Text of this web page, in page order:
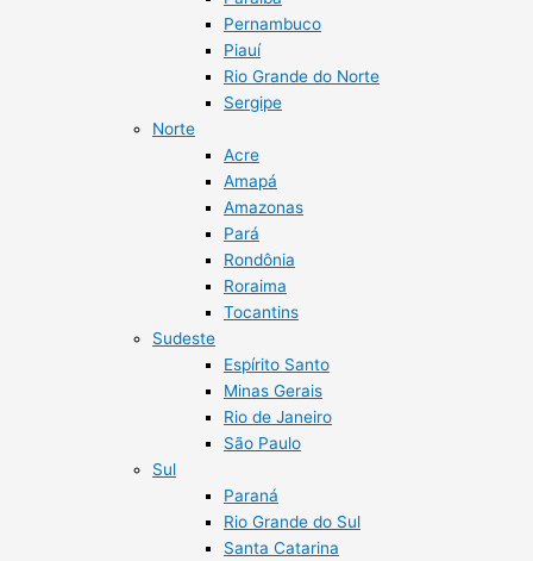
Pernambuco
Piauí
Rio Grande do Norte
Sergipe
Norte
Acre
Amapá
Amazonas
Pará
Rondônia
Roraima
Tocantins
Sudeste
Espírito Santo
Minas Gerais
Rio de Janeiro
São Paulo
Sul
Paraná
Rio Grande do Sul
Santa Catarina